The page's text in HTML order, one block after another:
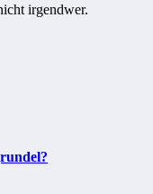
irgendwer.